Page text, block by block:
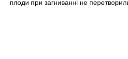
плоди при загниванні не